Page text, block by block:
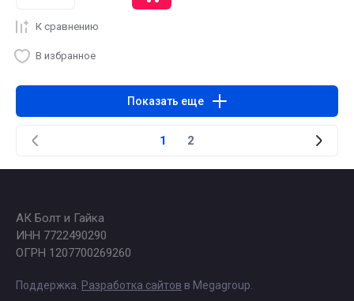
К сравнению
В избранное
Показать еще
1 2
АК Болт и Гайка
ИНН 7722490290
ОГРН 1207700269260
Поддержка. Разработка сайтов в Megagroup.